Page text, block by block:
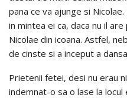
pana ce va ajunge si
in mintea ei ca, daca nu il
Nicolae din icoana. Astfel,
de cinste si a inceput a
Prietenii fetei, desi nu erau
indemnat-o sa o lase la locul